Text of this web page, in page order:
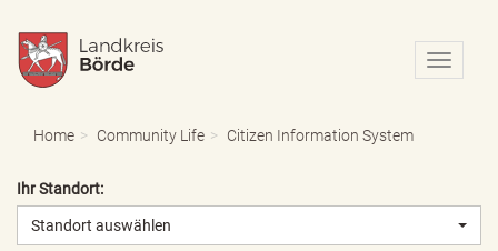
N
a
o
Home Community Life Citizen Information System
Ihr Standort:
Standort auswählen